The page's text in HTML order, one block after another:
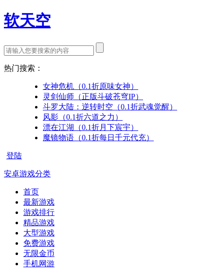
软天空
热门搜索：
女神危机（0.1折原味女神）
灵剑仙师（正版斗破苍穹IP）
斗罗大陆：逆转时空（0.1折武魂觉醒）
风影（0.1折六道之力）
漂在江湖（0.1折月下宸宇）
魔镜物语（0.1折每日千元代充）
登陆
安卓游戏分类
首页
最新游戏
游戏排行
精品游戏
大型游戏
免费游戏
无限金币
手机网游